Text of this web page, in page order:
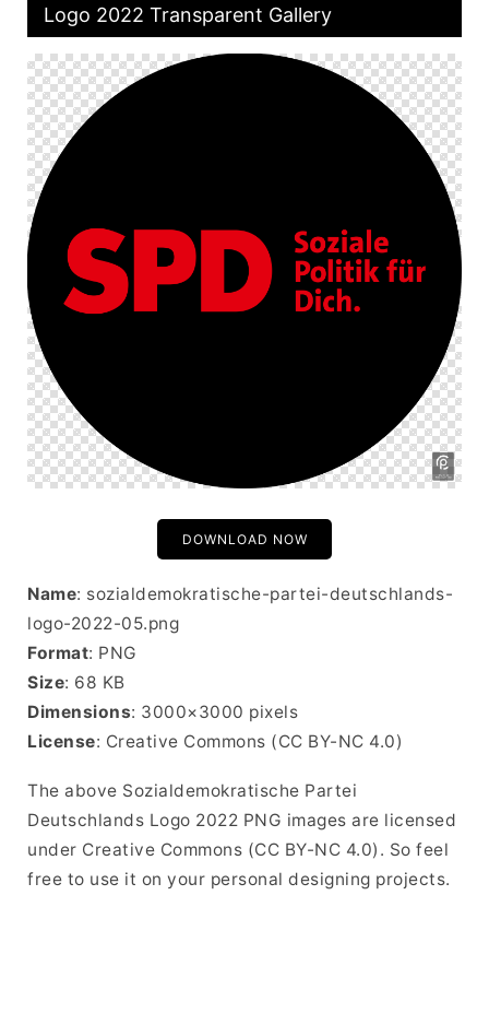
Logo 2022 Transparent Gallery
DOWNLOAD NOW
Name: sozialdemokratische-partei-deutschlands-
logo-2022-05.png
Format: PNG
Size: 68 KB
Dimensions: 3000×3000 pixels
License: Creative Commons (CC BY-NC 4.0)
The above Sozialdemokratische Partei
Deutschlands Logo 2022 PNG images are licensed
under Creative Commons (CC BY-NC 4.0). So feel
free to use it on your personal designing projects.